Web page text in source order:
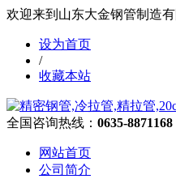
欢迎来到山东大金钢管制造有
设为首页
/
收藏本站
全国咨询热线： 0635-8871168
网站首页
公司简介